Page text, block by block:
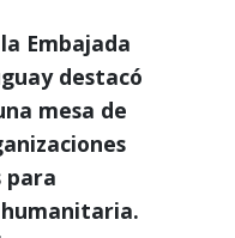
Embajada
destacó
mesa de
para